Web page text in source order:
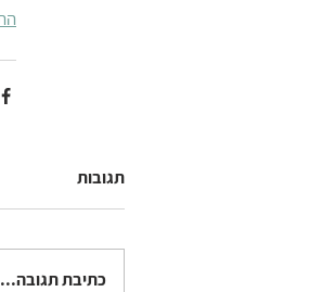
תגובות
כתיבת תגובה...